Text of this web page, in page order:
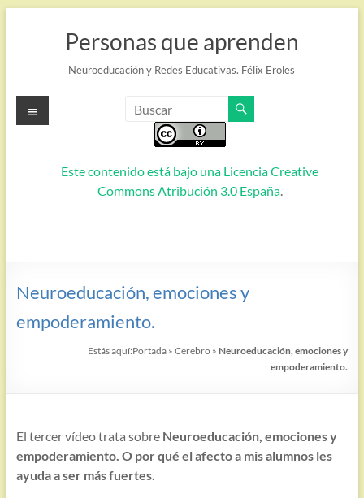
Personas que aprenden
Neuroeducación y Redes Educativas. Félix Eroles
Este contenido está bajo una Licencia Creative
Commons Atribución 3.0 España.
Menú
Neuroeducación, emociones y
empoderamiento.
Estás aquí:Portada »Cerebro » Neuroeducación, emociones y
empoderamiento.
El tercer vídeo trata sobre Neuroeducación, emociones y
empoderamiento. O por qué el afecto a mis alumnos les
ayuda a ser más fuertes.